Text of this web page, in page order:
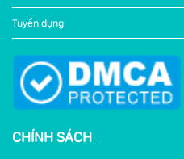
Tuyển dụng
CHÍNH SÁCH